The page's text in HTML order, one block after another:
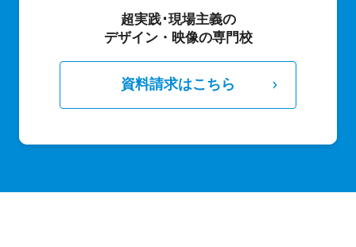
超実践･現場主義の
デザイン・映像の専門校
資料請求はこちら